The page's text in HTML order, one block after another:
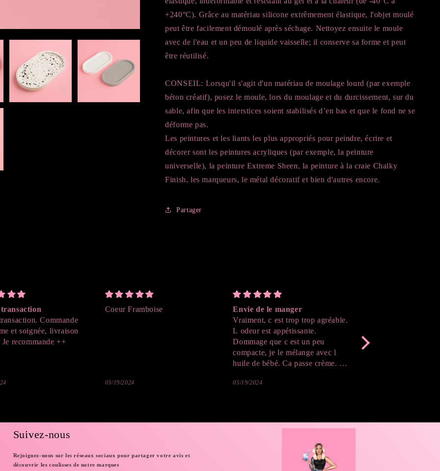
+240°C). Grâce au matériau silicone extrêmement élastique, l'objet moulé
peut être facilement démoulé après séchage. Nettoyez ensuite le moule
avec de l'eau et un peu de liquide vaisselle; il conserve sa forme et peut
être réutilisé.
CONSEIL: Lorsqu'il s'agit d'un matériau de moulage lourd (par exemple
béton créatif), posez le moule, lors du moulage et du durcissement, sur du
sable, afin que les interstices soient stabilisés d’en bas et que le fond ne se
déforme pas.
Les peintures et les liants les plus appropriés pour peindre, écrire et
décorer sont les peintures acryliques (par exemple, la peinture
universelle), la peinture Extreme Sheen, la peinture à la craie Chalky
Finish, les marqueurs, le métal décoratif et bien d'autres encore.
Partager
Commande
et soignée, livraison
recommande ++
Coeur Framboise
03/19/2024
Envie de le manger
Vraiment, c est trop trop agréable.
L odeur est appétissante.
Dommage que c est un peu
compacte, je le mélange avec l
huile de bébé. Ca passe crème. Je
même la couleur donne envie de
03/19/2024
après démoulage ,
Merci beaucoup !
Suivez-nous
Rejoignez-nous sur les réseaux sociaux pour partager votre avis et
découvrir les coulisses de notre marques